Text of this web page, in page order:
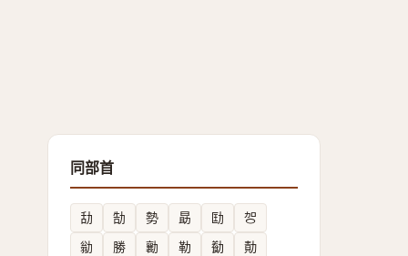
同部首
㔚 勂 勢 勗 劻
㔔
勜
勝 勷 勒 㔦 勣